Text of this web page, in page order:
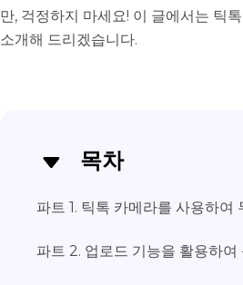
만, 걱정하지 마세요! 이 글에서는 틱
소개해 드리겠습니다.
목차
파트 1. 틱톡 카메라를 사용하
파트 2. 업로드 기능을 활용하